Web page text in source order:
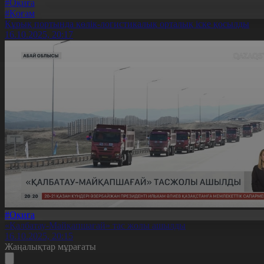
#Оқиға
#Қоғам
Құрық портында көлік-логистикалық орталық іске қосылды
16.10.2025, 20:17
#Оқиға
«Қалбатау-Майқапшағай» тас жолы ашылды
16.10.2025, 20:15
Жаңалықтар мұрағаты